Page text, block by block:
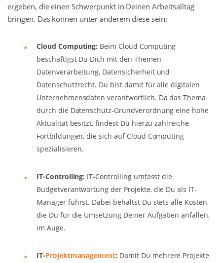
ergeben, die einen Schwerpunkt in Deinen Arbeitsalltag
bringen. Das können unter anderem diese sein:
Cloud Computing: Beim Cloud Computing
beschäftigst Du Dich mit den Themen
Datenverarbeitung, Datensicherheit und
Datenschutzrecht. Du bist damit für alle digitalen
Unternehmensdaten verantwortlich. Da das Thema
durch die Datenschutz-Grundverordnung eine hohe
Aktualität besitzt, findest Du hierzu zahlreiche
Fortbildungen, die sich auf Cloud Computing
spezialisieren.
IT-Controlling: IT-Controlling umfasst die
Budgetverantwortung der Projekte, die Du als IT-
Manager führst. Dabei behältst Du stets alle Kosten,
die Du für die Umsetzung Deiner Aufgaben anfallen,
im Auge.
IT-Projektmanagement: Damit Du mehrere Projekte